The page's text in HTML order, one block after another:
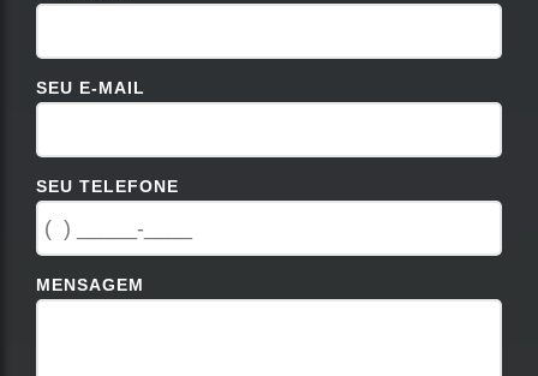
SEU E-MAIL
SEU TELEFONE
MENSAGEM